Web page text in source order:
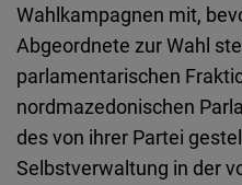
Wahlkampagnen mit,
Abgeordnete zur Wahl
parlamentarischen
nordmazedonischen
des von ihrer Partei
Selbstverwaltung in der